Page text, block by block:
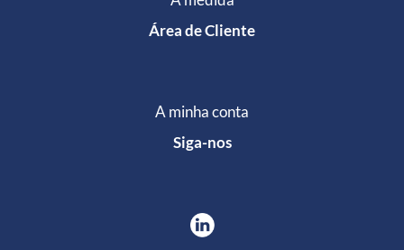
Área de Cliente
A minha conta
Siga-nos